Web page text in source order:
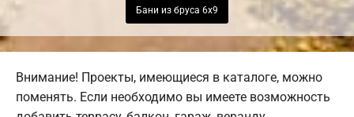
Бани из бруса 6х9
Внимание! Проекты, имеющиеся в каталоге, можно
поменять. Если необходимо вы имеете возможность